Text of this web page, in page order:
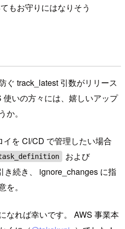
もお守りにはなりそう
ぐ track_latest 引数がリリース
いの方々には、嬉しいアップ
。
を CI/CD で管理したい場合
および
き続き、 ignore_changes に指
。
なれば幸いです。 AWS 事業本